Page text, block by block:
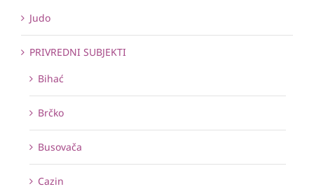
Judo
PRIVREDNI SUBJEKTI
Bihać
Brčko
Busovača
Cazin